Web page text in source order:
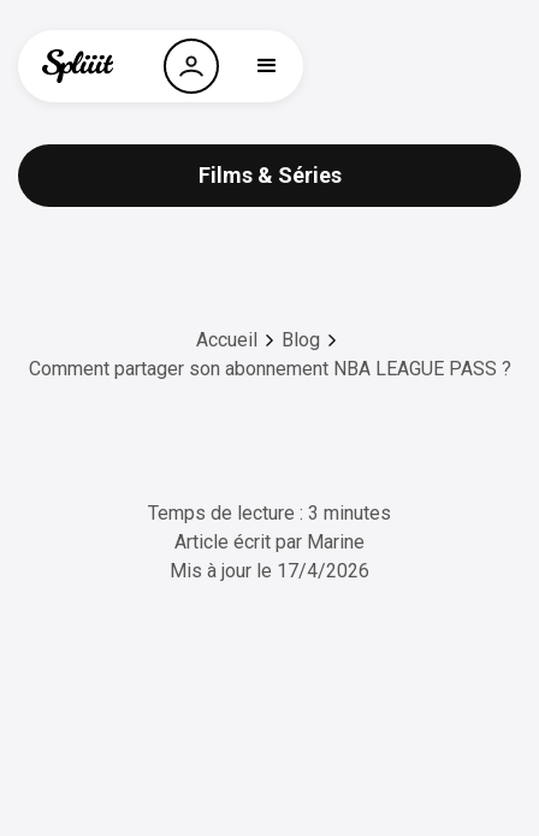
Films & Séries
Accueil
Blog
Comment partager son abonnement NBA LEAGUE PASS ?
Temps de lecture : 3 minutes
Article écrit par Marine
Mis à jour le 17/4/2026